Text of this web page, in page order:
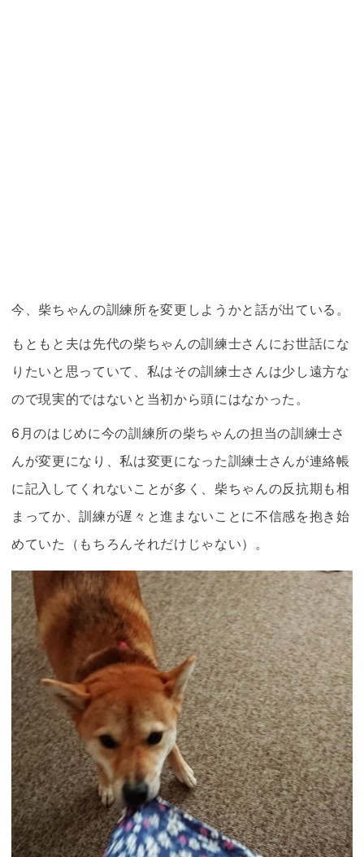
今、 柴ちゃんの訓練所を変更しようかと話が出ている。
もともと夫は先代の柴ちゃんの訓練士さんにお世話にな
りたいと思っていて、私はその訓練士さんは少し遠方な
ので現実的ではないと当初から頭にはなかった。
6月のはじめに今の訓練所の柴ちゃんの担当の訓練士さ
んが変更になり、私は変更になった訓練士さんが連絡帳
に記入してくれないことが多く、 柴ちゃんの反抗期も相
まってか、訓練が遅々と進まないことに不信感を抱き始
めていた（もちろんそれだけじゃない）。